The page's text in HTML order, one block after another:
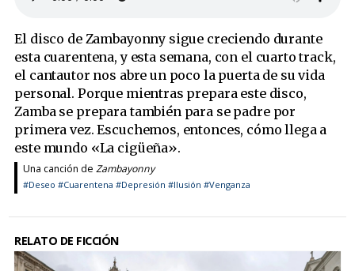
El disco de Zambayonny sigue creciendo durante
esta cuarentena, y esta semana, con el cuarto track,
el cantautor nos abre un poco la puerta de su vida
personal. Porque mientras prepara este disco,
Zamba se prepara también para se padre por
primera vez. Escuchemos, entonces, cómo llega a
este mundo «La cigüeña».
Una canción de Zambayonny
#Deseo #Cuarentena #Depresión #Ilusión #Venganza
RELATO DE FICCIÓN